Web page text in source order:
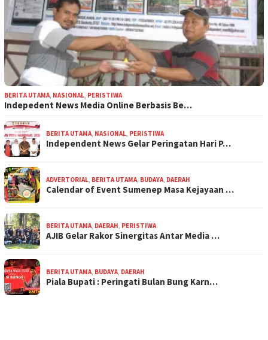
BERITA UTAMA NASIONAL PERISTIWA
Indepedent News Media Online Berbasis Be…
BERITA UTAMA NASIONAL PERISTIWA
Independent News Gelar Peringatan Hari P…
ADVERTORIAL BERITA UTAMA BUDAYA DAERAH
Calendar of Event Sumenep Masa Kejayaan …
BERITA UTAMA DAERAH PERISTIWA
AJIB Gelar Rakor Sinergitas Antar Media …
BERITA UTAMA BUDAYA DAERAH
Piala Bupati : Peringati Bulan Bung Karn…